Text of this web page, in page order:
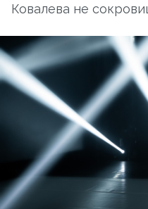
Ковалева не